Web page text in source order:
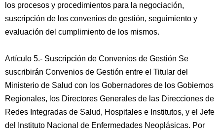
los procesos y procedimientos para la negociación,
suscripción de los convenios de gestión, seguimiento y
evaluación del cumplimiento de los mismos.
Artículo 5.- Suscripción de Convenios de Gestión Se
suscribirán Convenios de Gestión entre el Titular del
Ministerio de Salud con los Gobernadores de los Gobiernos
Regionales, los Directores Generales de las Direcciones de
Redes Integradas de Salud, Hospitales e Institutos, y el Jefe
del Instituto Nacional de Enfermedades Neoplásicas. Por